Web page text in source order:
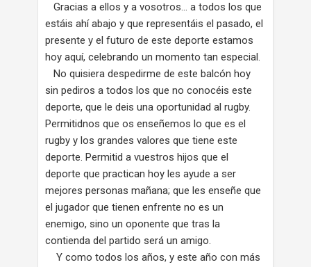
Gracias a ellos y a vosotros… a todos los que
estáis ahí abajo y que representáis el pasado, el
presente y el futuro de este deporte estamos
hoy aquí, celebrando un momento tan especial.
No quisiera despedirme de este balcón hoy
sin pediros a todos los que no conocéis este
deporte, que le deis una oportunidad al rugby.
Permitidnos que os enseñemos lo que es el
rugby y los grandes valores que tiene este
deporte. Permitid a vuestros hijos que el
deporte que practican hoy les ayude a ser
mejores personas mañana; que les enseñe que
el jugador que tienen enfrente no es un
enemigo, sino un oponente que tras la
contienda del partido será un amigo.
Y como todos los años, y este año con más